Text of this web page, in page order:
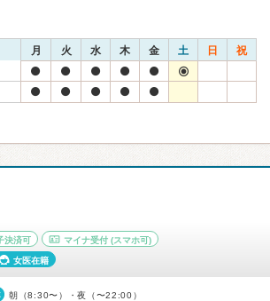
月 火 水 木 金 土 日 祝
決済可 マイナ受付 (スマホ可)
女医在籍
朝（8:30〜）・夜（〜22:00）